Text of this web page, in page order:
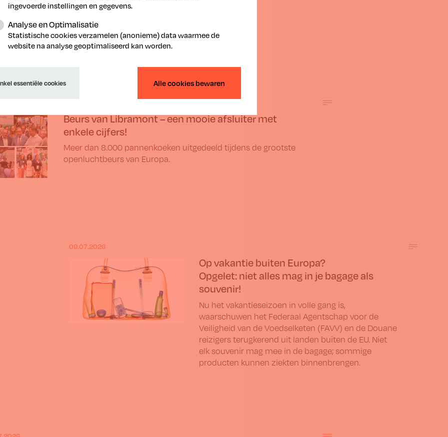
Beurs van Libramont – een mooie afsluiter met
enkele cijfers!
Meer dan 8.000 pannenkoeken uitgedeeld tijdens de grootste
openluchtbeurs van Europa.
09.07.2026
Op vakantie buiten Europa?
Opgelet: niet alles mag in je bagage als
souvenir!
Nu het vakantieseizoen in volle gang is,
waarschuwen het Federaal Agentschap voor de
Veiligheid van de Voedselketen (FAVV) en de Douane
reizigers terugkerend uit landen buiten de EU. Niet
elk souvenir mag mee in de bagage; sommige
producten kunnen ziekten binnenbrengen.
ingevoerde instellingen en gegevens.
Analyse en Optimalisatie
Statistische cookies verzamelen (anonieme) data waarmee de
website na analyse geoptimaliseerd kan worden.
essentiële cookies Alle cookies bewaren